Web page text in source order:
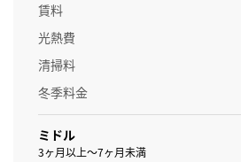
賃料
光熱費
清掃料
冬季料金
ミドル
3ヶ月以上～7ヶ月未満